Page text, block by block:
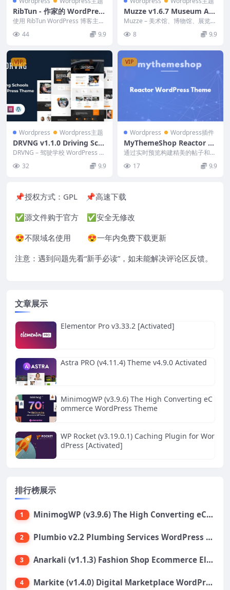
RibTun - 作家的 WordPress
博客主题 1.2
使用 RibTun WordPress 博客主
题， 您将获得一个现代化的博
客，其...
44 9.9
Muzze v1.6.7 Museum Art
Gallery Exhibition WordPr
ess Theme
Muzze – 美术馆、博物馆、展览和
活动 WordPress 主题，专为所有
类...8 9.9
VIP
Wordpress Wordpress主题
DRVNG v1.1.0 Driving Sch
ool WordPress Theme
DRVNG – 驾驶学校 WordPress 主
题是一个现代、干净且专业的 W
o... 32 9.9
VIP
Wordpress Wordpress插件
MyThemeShop Reactor W
ordPress Theme v1.1.3
通过实时预览构建精美的帖子和页
面，让您的帖子看起来比竞争对手
更好！ 官方链接
17 9.9
📌授权方式： GPL 📌高速下载
✅源文件购于官方 ✅安全无修改
😍不限域名使用 😍一年内免费下载更新
注意：遇到问题先看“新手必读”，如未能解决评论区反馈。
文章展示
Elementor Pro v3.33.2 [Activated]
Astra PRO (v4.11.4) Theme v4.9.0 Activated
MinimogWP (v3.9.6) The High Converting eC
ommerce WordPress Theme
WP Rocket (v3.19.0.1) Caching Plugin for Wor
dPress [Activated]
排行榜展示
1 MinimogWP (v3.9.6) The High Converting eCommerce WordPress Theme
2 Plumbio v2.2 Plumbing Services WordPress Theme
3 Anarkali (v1.1.3) Fashion Shop Ecommerce Elementor Theme
4 Markite (v1.4.0) Digital Marketplace WordPress Theme